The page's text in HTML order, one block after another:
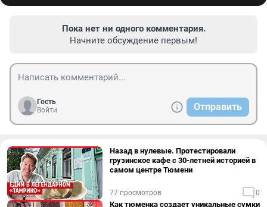
Пока нет ни одного комментария.
Начните обсуждение первым!
Гость
Войти
Отправить
Назад в нулевые. Протестировали
грузинское кафе с 30-летней историей в
самом центре Тюмени
77 просмотров 0
Как тюменка создает уникальные сумки